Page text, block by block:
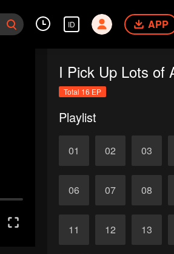
ID APP
I Pick Up Lots of
Total 16 EP
Playlist
01 02 03
06 07 08
11 12 13